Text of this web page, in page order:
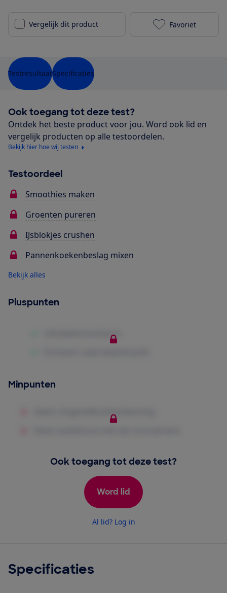
Vergelijk dit product Blokker BL-
Favoriet
TestresultaatSpecificaties
Ook toegang tot deze test?
Ontdek het beste product voor jou. Word ook lid en
vergelijk producten op alle testoordelen.
Bekijk hier hoe wij testen
Testoordeel
Smoothies maken
Groenten pureren
IJsblokjes crushen
Pannenkoekenbeslag mixen
Bekijk alles
Pluspunten
Minpunten
Ook toegang tot deze test?
Word lid
Al lid? Log in
Specificaties